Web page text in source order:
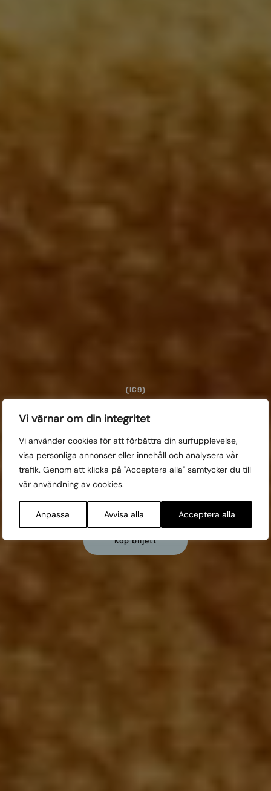
Vi värnar om din integritet
Vi använder cookies för att förbättra din surfupplevelse,
visa personliga annonser eller innehåll och analysera vår
trafik. Genom att klicka på "Acceptera alla" samtycker du till
vår användning av cookies.
Anpassa Avvisa alla Acceptera alla
(IC9)
Spöken i spegeln
Detta program är en del av Internationella
tävlingssektionen. Från 15 år.
FRI 29/10, 11:00 SLOTTS
Köp biljett